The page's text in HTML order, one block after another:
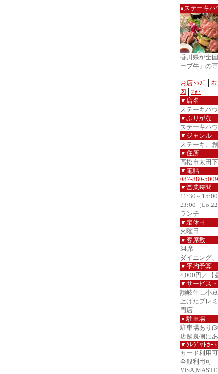
●ステーキ
香川県が全
ーブ牛」の
お店ﾄｯﾌﾟ
図
ﾌｫﾄ
▼店名
ステーキハ
▼ふりがな
ステーキハ
▼ジャンル
ステーキ、
▼住所
高松市太田
▼電話
087-880-5009
▼営業時間
11:30～
23:00（
ランチ
▼定休日
火曜日
▼客席数
34席
ダイニング
▼平均予算
4,000円／【
▼サービス
讃岐牛に小
上げたプレ
門店
▼駐車場
駐車場あり
店舗裏側に
▼ｸﾚｼﾞｯﾄｶｰﾄ
カード利用可
全般利用可